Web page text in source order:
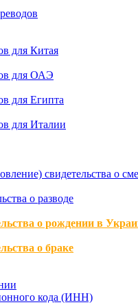
для Китая
для ОАЭ
для Египта
для Италии
свидетельства о
о разводе
о рождении в
о браке
кода (ИНН)